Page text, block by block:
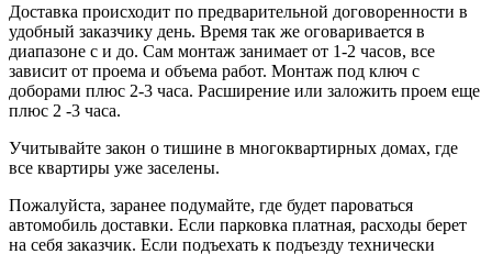
Доставка происходит по предварительной договоренности в
удобный заказчику день. Время так же оговаривается в
диапазоне с и до. Сам монтаж занимает от 1-2 часов, все
зависит от проема и объема работ. Монтаж под ключ с
доборами плюс 2-3 часа. Расширение или заложить проем еще
плюс 2 -3 часа.
Учитывайте закон о тишине в многоквартирных домах, где
все квартиры уже заселены.
Пожалуйста, заранее подумайте, где будет пароваться
автомобиль доставки. Если парковка платная, расходы берет
на себя заказчик. Если подъехать к подъезду технически